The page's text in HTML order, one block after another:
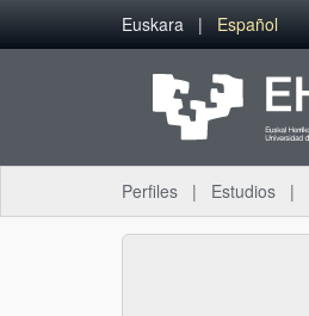
Saltar al contenido principal
Euskara Español
Perfiles Estudios